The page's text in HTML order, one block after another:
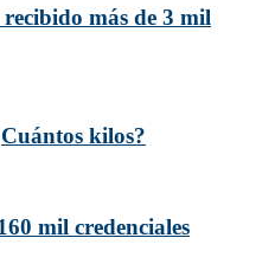
más de 3 mil
kilos?
mil credenciales